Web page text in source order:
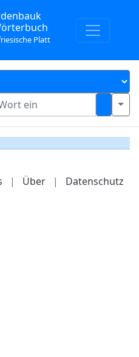
Platt
| Über | Datenschutz